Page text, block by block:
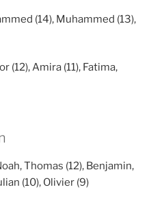
(14), Muhammed (13),
(12), Amira (11), Fatima,
Thomas (12), Benjamin,
(10), Olivier (9)